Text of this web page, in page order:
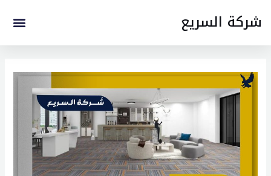
إلىشركة السريع
المقالات